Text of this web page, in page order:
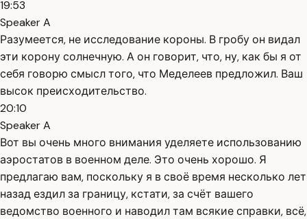
19:53
Speaker A
Разумеется, не исследование короны. В гробу он видал
эти корону солнечную. А он говорит, что, ну, как бы я от
себя говорю смысл того, что Меделеев предложил. Ваш
высок преисходительство.
20:10
Speaker A
Вот вы очень много внимания уделяете использованию
аэростатов в военном деле. Это очень хорошо. Я
предлагаю вам, поскольку я в своё время несколько лет
назад ездил за границу, кстати, за счёт вашего
ведомство военного и наводил там всякие справки, всё,